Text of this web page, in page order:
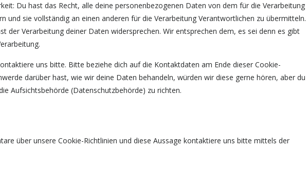
Du hast das Recht, alle deine personenbezogenen Daten von dem für die Verarbeitung
und sie vollständig an einen anderen für die Verarbeitung Verantwortlichen zu übermitteln.
der Verarbeitung deiner Daten widersprechen. Wir entsprechen dem, es sei denn es gibt
uns bitte. Bitte beziehe dich auf die Kontaktdaten am Ende dieser Cookie-
darüber hast, wie wir deine Daten behandeln, würden wir diese gerne hören, aber du
Aufsichtsbehörde (Datenschutzbehörde) zu richten.
über unsere Cookie-Richtlinien und diese Aussage kontaktiere uns bitte mittels der